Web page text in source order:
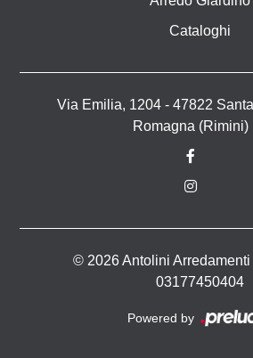
Cataloghi
Via Emilia, 1204 - 47822
Romagna (Rimini)
© 2026 Antolini Arredamenti
03177450404
Powered by